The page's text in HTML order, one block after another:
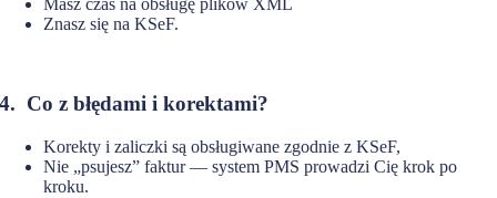
Znasz się na KSeF.
4. Co z błędami i korektami?
Korekty i zaliczki są obsługiwane zgodnie z KSeF,
Nie „psujesz” faktur — system PMS prowadzi Cię krok po
kroku.